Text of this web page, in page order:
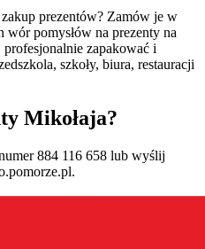
prezentów? Zamów je w
wór pomysłów na prezenty na
zapakować i
szkoły, biura, restauracji
Mikołaja?
884 116 658 lub wyślij